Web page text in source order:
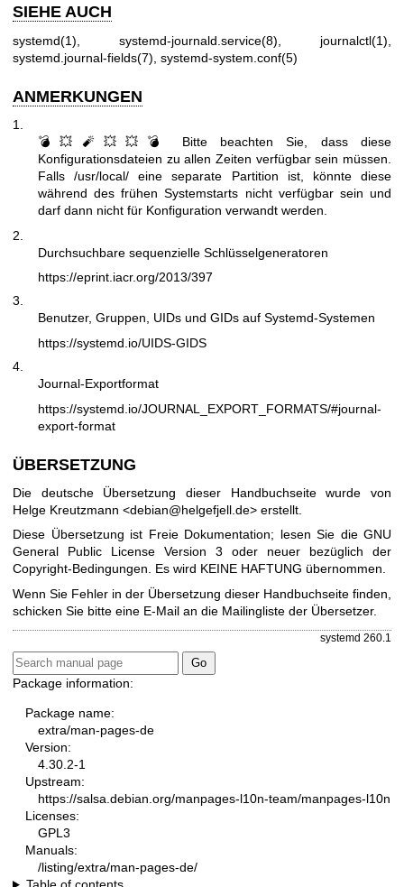
SIEHE AUCH
systemd(1) systemd-journald.service(8) journalctl(1)
systemd.journal-fields(7) systemd-system.conf(5)
ANMERKUNGEN
1.
💣💥🧨💥💥💣 Bitte beachten Sie, dass diese
Konfigurationsdateien zu allen Zeiten verfügbar sein müssen.
Falls /usr/local/ eine separate Partition ist, könnte diese
während des frühen Systemstarts nicht verfügbar sein und
darf dann nicht für Konfiguration verwandt werden.
2.
Durchsuchbare sequenzielle Schlüsselgeneratoren
https://eprint.iacr.org/2013/397
3.
Benutzer, Gruppen, UIDs und GIDs auf Systemd-Systemen
https://systemd.io/UIDS-GIDS
4.
Journal-Exportformat
https://systemd.io/JOURNAL_EXPORT_FORMATS/#journal-
export-format
ÜBERSETZUNG
Die deutsche Übersetzung dieser Handbuchseite wurde von
Helge Kreutzmann <debian@helgefjell.de> erstellt.
Diese Übersetzung ist Freie Dokumentation; lesen Sie die GNU
General Public License Version 3 oder neuer bezüglich der
Copyright-Bedingungen. Es wird KEINE HAFTUNG übernommen.
Wenn Sie Fehler in der Übersetzung dieser Handbuchseite finden,
schicken Sie bitte eine E-Mail an die Mailingliste der Übersetzer.
systemd 260.1
Package information:
Package name:
extra/man-pages-de
Version:
4.30.2-1
Upstream:
https://salsa.debian.org/manpages-l10n-team/manpages-l10n
Licenses:
GPL3
Manuals:
/listing/extra/man-pages-de/